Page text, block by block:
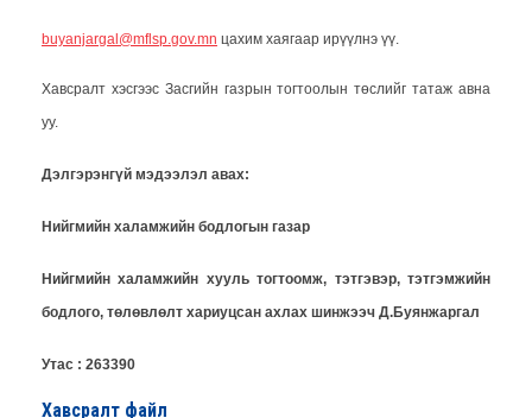
buyanjargal@mflsp.gov.mn цахим хаягаар ирүүлнэ үү.
Хавсралт хэсгээс Засгийн газрын тогтоолын төслийг татаж авна
уу.
Дэлгэрэнгүй мэдээлэл авах:
Нийгмийн халамжийн бодлогын газар
Нийгмийн халамжийн хууль тогтоомж, тэтгэвэр, тэтгэмжийн
бодлого, төлөвлөлт хариуцсан ахлах шинжээч Д.Буянжаргал
Утас : 263390
Хавсралт файл